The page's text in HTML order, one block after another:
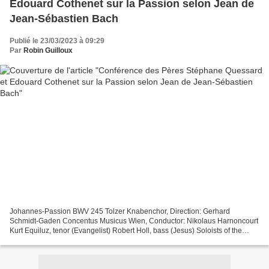
Edouard Cothenet sur la Passion selon Jean de
Jean-Sébastien Bach
Publié le 23/03/2023 à 09:29
Par Robin Guilloux
Johannes-Passion BWV 245 Tolzer Knabenchor, Direction: Gerhard
Schmidt-Gaden Concentus Musicus Wien, Conductor: Nikolaus Harnoncourt
Kurt Equiluz, tenor (Evangelist) Robert Holl, bass (Jesus) Soloists of the